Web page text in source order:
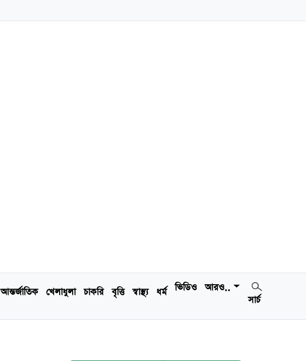
আন্তর্জাতিক খেলাধুলা চাকরি বৃত্তি স্বাস্থ্য ধর্ম ভিডিও
আরও..
সার্চ